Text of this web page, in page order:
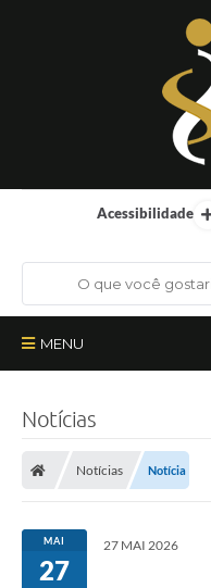
Acessibilidade
MENU
Investimentos
Educação Previdenciária
Notícias
Notícias Notícia
MAI
27
27 MAI 2026